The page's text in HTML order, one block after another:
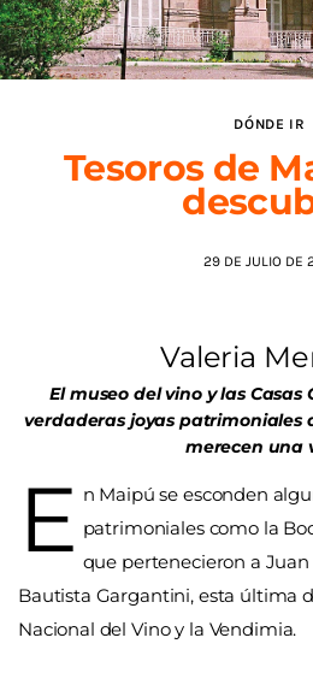
DÓNDE IR
TENDENCIAS
AGENDA
DÓNDE IR
Tesoros de
29 DE JULIO DE
Valeria
El museo del vino y las Casas
verdaderas joyas patrimoniales
merecen una
E n Maipú se esconden
patrimoniales como la
que pertenecieron a
Bautista Gargantini, esta última
Nacional del Vino y la Vendimia.